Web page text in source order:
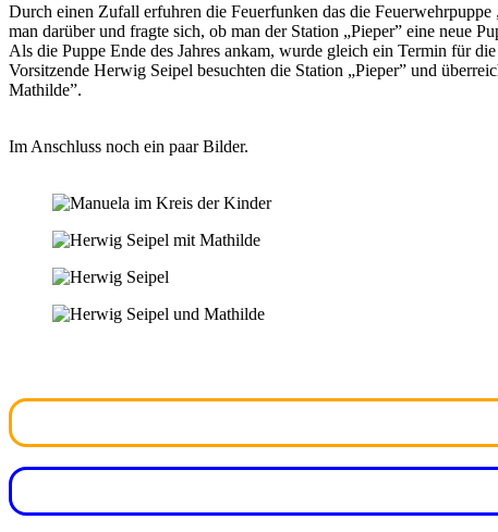
Durch einen Zufall erfuhren die Feuerfunken das die
man darüber und fragte sich, ob man der Station „Pieper” eine neue
Als die Puppe Ende des Jahres ankam, wurde gleich ein Termin für
Vorsitzende Herwig Seipel besuchten die Station „Pieper” und
Mathilde”.
Im Anschluss noch ein paar Bilder.